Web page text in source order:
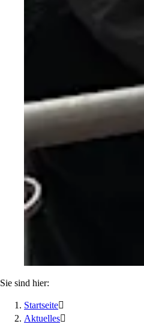
Sie sind hier:
Startseite
Aktuelles